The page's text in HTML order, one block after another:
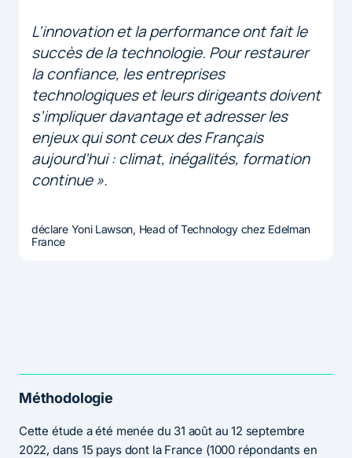
L’innovation et la performance ont fait le
succès de la technologie. Pour restaurer
la confiance, les entreprises
technologiques et leurs dirigeants doivent
s’impliquer davantage et adresser les
enjeux qui sont ceux des Français
aujourd’hui : climat, inégalités, formation
continue ».
déclare Yoni Lawson, Head of Technology chez Edelman
France
Méthodologie
Cette étude a été menée du 31 août au 12 septembre
2022, dans 15 pays dont la France (1000 répondants en